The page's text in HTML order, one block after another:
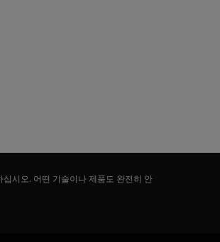
시오. 어떤 기술이나 제품도 완전히 안